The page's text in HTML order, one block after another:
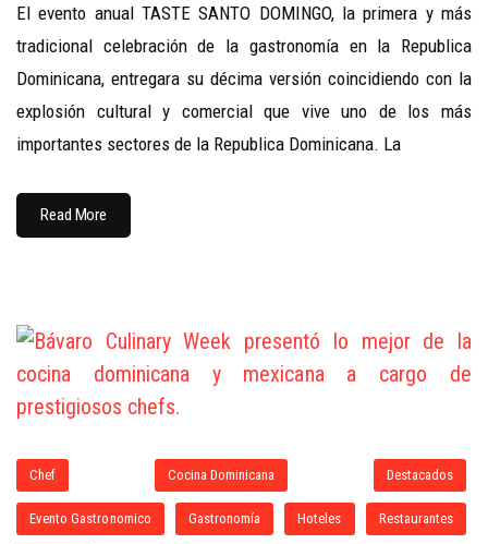
El evento anual TASTE SANTO DOMINGO, la primera y más
tradicional celebración de la gastronomía en la Republica
Dominicana, entregara su décima versión coincidiendo con la
explosión cultural y comercial que vive uno de los más
importantes sectores de la Republica Dominicana. La
Read More
Chef Cocina Dominicana Destacados
Evento Gastronomico Gastronomía Hoteles Restaurantes